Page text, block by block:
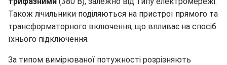
Також лічильники поділяються на пристрої прямого та
трансформаторного включення, що впливає на спосіб
їхнього підключення.
За типом вимірюваної потужності розрізняють